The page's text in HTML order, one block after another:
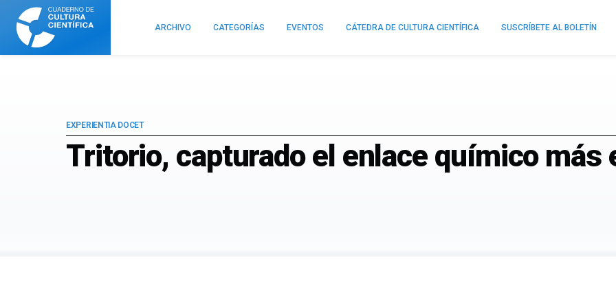
Cuaderno
Cultura
Científica
ARCHIVO CATEGORÍAS EVENTOS CÁTEDRA DE CULTURA CIENTÍFICA SUSCRÍBETE AL BOLETÍN
Tritorio, capturado el enlace químico más
EXPERIENTIA DOCET